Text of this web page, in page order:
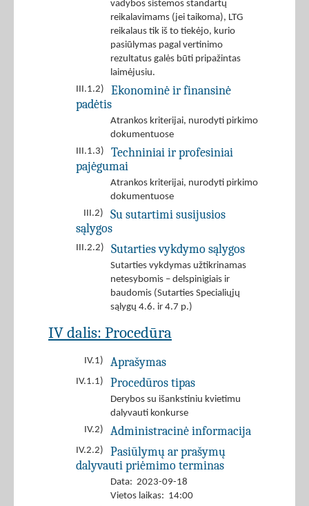
vadybos sistemos standartų
reikalavimams (jei taikoma), LTG
reikalaus tik iš to tiekėjo, kurio
pasiūlymas pagal vertinimo
rezultatus galės būti pripažintas
laimėjusiu.
III.1.2)
Ekonominė ir finansinė
padėtis
Atrankos kriterijai, nurodyti pirkimo
dokumentuose
III.1.3)
Techniniai ir profesiniai
pajėgumai
Atrankos kriterijai, nurodyti pirkimo
dokumentuose
III.2)
Su sutartimi susijusios
sąlygos
III.2.2) Sutarties vykdymo sąlygos
Sutarties vykdymas užtikrinamas
netesybomis – delspinigiais ir
baudomis (Sutarties Specialiųjų
sąlygų 4.6. ir 4.7 p.)
IV dalis: Procedūra
IV.1) Aprašymas
IV.1.1) Procedūros tipas
Derybos su išankstiniu kvietimu
dalyvauti konkurse
IV.2)
Administracinė informacija
IV.2.2)
Pasiūlymų ar prašymų
dalyvauti priėmimo terminas
Data: 2023-09-18
Vietos laikas: 14:00